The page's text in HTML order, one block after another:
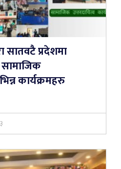
सातवटै प्रदेशमा
सामाजिक
कार्यक्रमहरु